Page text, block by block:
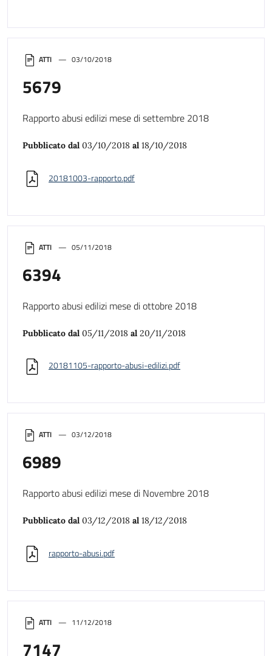
ATTI 11/12/2018
7147
ATTI 03/12/2018
6989
Rapporto abusi edilizi mese di Novembre 2018
Pubblicato dal 03/12/2018 al 18/12/2018
rapporto-abusi.pdf
ATTI 05/11/2018
6394
Rapporto abusi edilizi mese di ottobre 2018
Pubblicato dal 05/11/2018 al 20/11/2018
20181105-rapporto-abusi-edilizi.pdf
ATTI 03/10/2018
5679
Rapporto abusi edilizi mese di settembre 2018
Pubblicato dal 03/10/2018 al 18/10/2018
20181003-rapporto.pdf